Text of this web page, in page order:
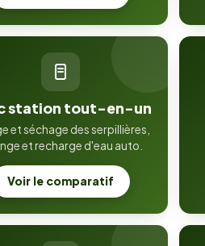
station tout-en-un
et séchage des serpillières,
et recharge d'eau auto.
Voir le comparatif